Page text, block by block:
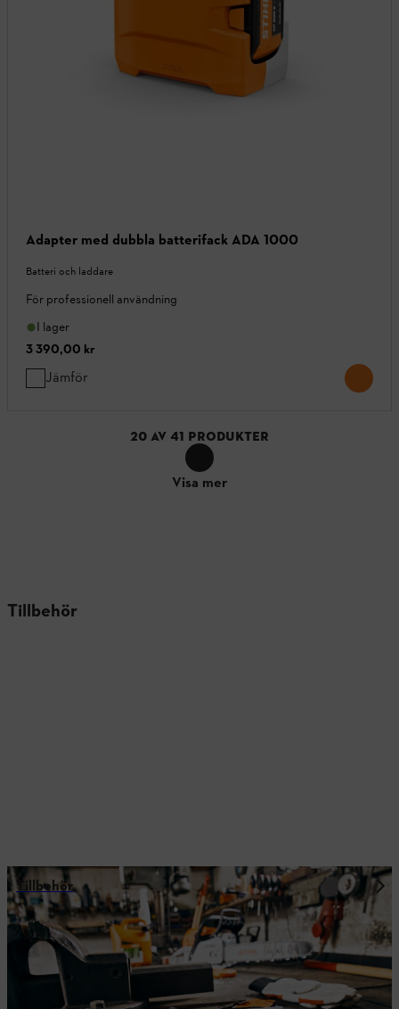
Adapter med dubbla batterifack ADA 1000
Batteri och laddare
För professionell användning
I lager
3 390,00 kr
Jämför
20 AV 41 PRODUKTER
Visa mer
Tillbehör
Tillbehör